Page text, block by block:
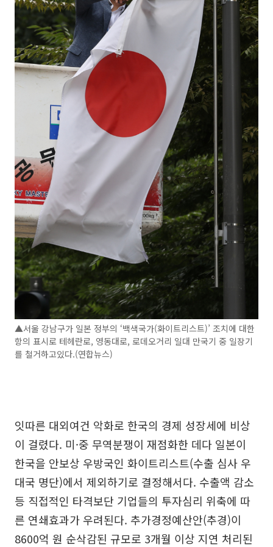
▲서울 강남구가 일본 정부의 ‘백색국가(화이트리스트)’ 조치에 대한
항의 표시로 테헤란로, 영동대로, 로데오거리 일대 만국기 중 일장기
를 철거하고있다.(연합뉴스)
잇따른 대외여건 악화로 한국의 경제 성장세에 비상
이 걸렸다. 미·중 무역분쟁이 재점화한 데다 일본이
한국을 안보상 우방국인 화이트리스트(수출 심사 우
대국 명단)에서 제외하기로 결정해서다. 수출액 감소
등 직접적인 타격보단 기업들의 투자심리 위축에 따
른 연쇄효과가 우려된다. 추가경정예산안(추경)이
8600억 원 순삭감된 규모로 3개월 이상 지연 처리된